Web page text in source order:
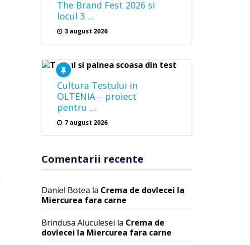
The Brand Fest 2026 si
locul 3 …
3 august 2026
Cultura Testului in
OLTENIA – proiect
pentru …
7 august 2026
Comentarii recente
Daniel Botea la Crema de dovlecei la
Miercurea fara carne
Brindusa Aluculesei la Crema de
dovlecei la Miercurea fara carne